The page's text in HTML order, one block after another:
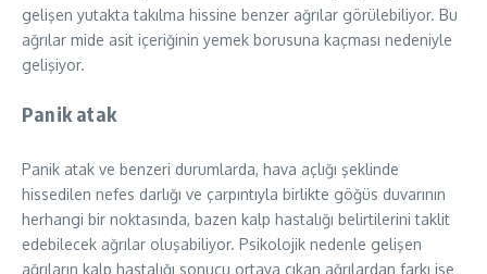
gelişen yutakta takılma hissine benzer ağrılar görülebiliyor. Bu
ağrılar mide asit içeriğinin yemek borusuna kaçması nedeniyle
gelişiyor.
Panik atak
Panik atak ve benzeri durumlarda, hava açlığı şeklinde
hissedilen nefes darlığı ve çarpıntıyla birlikte göğüs duvarının
herhangi bir noktasında, bazen kalp hastalığı belirtilerini taklit
edebilecek ağrılar oluşabiliyor. Psikolojik nedenle gelişen
ağrıların kalp hastalığı sonucu ortaya çıkan ağrılardan farkı ise